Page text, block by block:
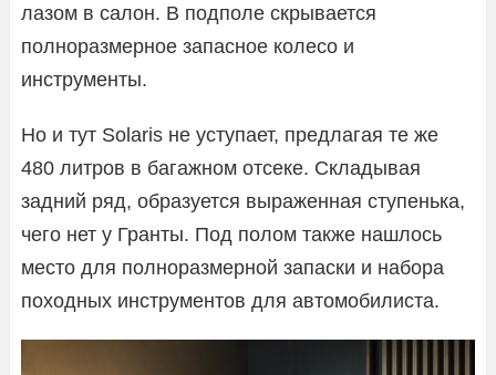
лазом в салон. В подполе скрывается
полноразмерное запасное колесо и
инструменты.
Но и тут Solaris не уступает, предлагая те же
480 литров в багажном отсеке. Складывая
задний ряд, образуется выраженная ступенька,
чего нет у Гранты. Под полом также нашлось
место для полноразмерной запаски и набора
походных инструментов для автомобилиста.